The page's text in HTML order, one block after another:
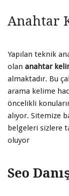
Anahtar
Yapılan teknik
olan anahtar
almaktadır. Bu
arama kelime
öncelikli
alıyor. Sitemize
belgeleri sizlere
oluyor
Seo